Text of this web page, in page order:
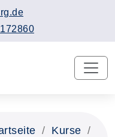
Kurse